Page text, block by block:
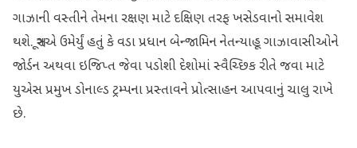
ગાઝાની વસ્તીને તેમના રક્ષણ માટે દક્ષિણ તરફ ખસેડવાનો સમાવેશ
થશે. સૂત્રએ ઉમેર્યું હતું કે વડા પ્રધાન બેન્જામિન નેતન્યાહૂ ગાઝાવાસીઓને
જોર્ડન અથવા ઇજિપ્ત જેવા પડોશી દેશોમાં સ્વૈચ્છિક રીતે જવા માટે
યુએસ પ્રમુખ ડોનાલ્ડ ટ્રમ્પના પ્રસ્તાવને પ્રોત્સાહન આપવાનું ચાલુ રાખે
છે.